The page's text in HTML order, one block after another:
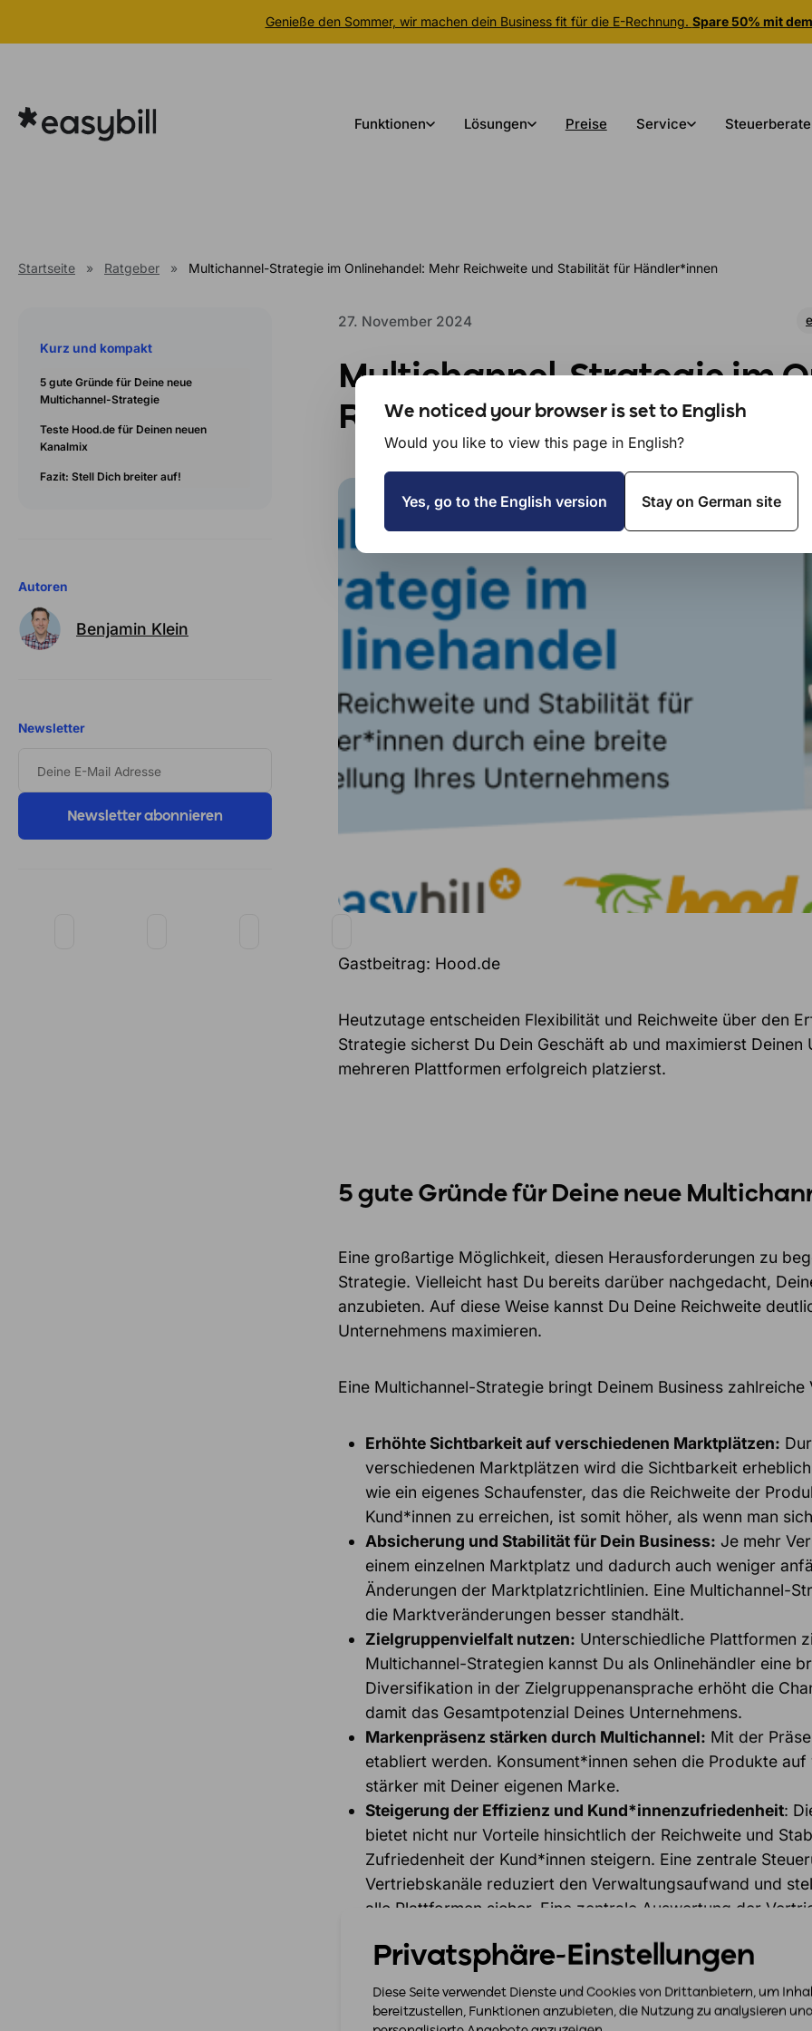
Genieße den Sommer, wir machen dein Business fit für die E-Rechnung. Spare 50% mit
springen
Funktionen Lösungen Preise Service
Startseite » Ratgeber » Multichannel-Strategie im Onlinehandel: Mehr Reichweite und Stabilität für Händler*innen
Kurz und kompakt
5 gute Gründe für Deine neue
Multichannel-Strategie
Teste Hood.de für Deinen neuen
Kanalmix
Fazit: Stell Dich breiter auf!
Autoren
Benjamin Klein
Newsletter
MAIL
ADRESSE
27. November 2024
Multichannel-Strategie im
Reichweite und Stabilität
Gastbeitrag: Hood.de
Heutzutage entscheiden Flexibilität und Reichweite über den
Strategie sicherst Du Dein Geschäft ab und maximierst
mehreren Plattformen erfolgreich platzierst.
5 gute Gründe für Deineneue
Eine großartige Möglichkeit, diesen Herausforderungen zu
Strategie. Vielleicht hast Du bereits darüber nachgedacht,
anzubieten. Auf diese Weise kannst Du Deine Reichweite
Unternehmens maximieren.
Eine Multichannel-Strategie bringt Deinem Business zahlreiche
Erhöhte Sichtbarkeit auf verschiedenen Marktplätzen:
verschiedenen Marktplätzen wird die Sichtbarkeit
wie ein eigenes Schaufenster, das die Reichweite der
Kund*innen zu erreichen, ist somit höher, als wenn man
Absicherung und Stabilität für Dein Business: Je mehr
einem einzelnen Marktplatz und dadurch auch weniger
Änderungen der Marktplatzrichtlinien. Eine Multichannel-
die Marktveränderungen besser standhält.
Zielgruppenvielfalt nutzen: Unterschiedliche Plattformen
Multichannel-Strategien kannst Du als Onlinehändler eine
Diversifikation in der Zielgruppenansprache erhöht die
damit das Gesamtpotenzial Deines Unternehmens.
Markenpräsenz stärken durch Multichannel: Mit der
etabliert werden. Konsument*innen sehen die Produkte
stärker mit Deiner eigenen Marke.
Steigerung der Effizienz und Kund*innenzufriedenheit:
bietet nicht nur Vorteile hinsichtlich der Reichweite und
Zufriedenheit der Kund*innen steigern. Eine zentrale
Vertriebskanäle reduziert den Verwaltungsaufwand und
alle Plattformen sicher. Eine zentrale Auswertung der
We noticed your browser is set to English
Would you like to view this page in English?
Yes, go to the English version Stay on German site
Privatsphäre-Einstellungen
Diese Seite verwendet Dienste und Cookies von Drittanbietern, um
bereitzustellen, Funktionen anzubieten, die Nutzung zu analysieren